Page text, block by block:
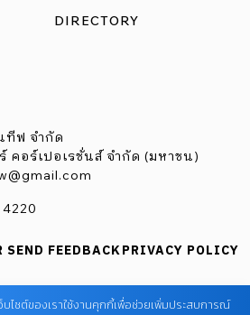
DIRECTORY
ทีฟ จำกัด
คอร์เปอเรชั่นส์ จำกัด (มหาชน)
SEND FEEDBACKPRIVACY POLICY
บไซต์ของเราใช้งานคุกกี้เพื่อช่วยเพิ่มประสบการณ์